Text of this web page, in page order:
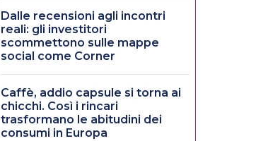
Dalle recensioni agli incontri
reali: gli investitori
scommettono sulle mappe
social come Corner
Caffè, addio capsule si torna ai
chicchi. Così i rincari
trasformano le abitudini dei
consumi in Europa